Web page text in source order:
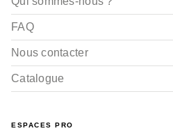
FAQ
Nous contacter
Catalogue
ESPACES PRO